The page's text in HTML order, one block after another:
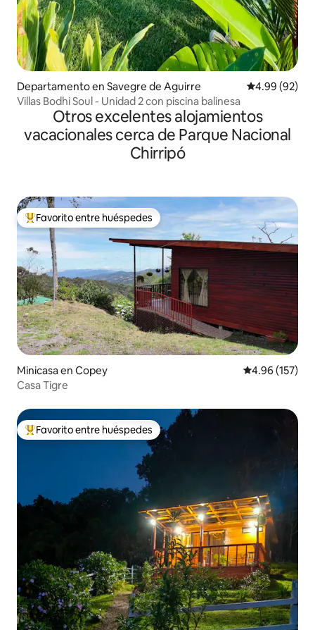
Departamento en Savegre de Aguirre Calificación
4.99 (92)
Villas Bodhi Soul - Unidad 2 con piscina balinesa
Otros excelentes alojamientos
vacacionales cerca de Parque Nacional
Chirripó
De los mejores en Favorito entre huéspedes
Favorito entre huéspedes
Minicasa en Copey Calificación
4.96 (157)
Casa Tigre
De los mejores en Favorito entre huéspedes
Favorito entre huéspedes